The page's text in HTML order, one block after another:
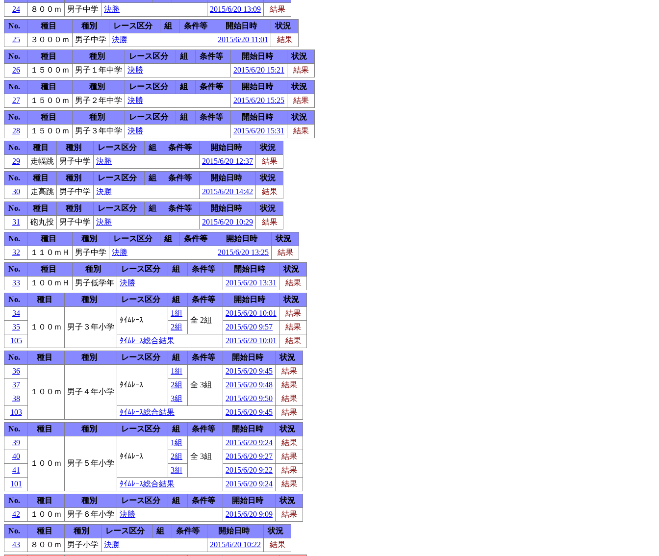
24
８００ｍ 男子中学 決勝 2015/6/20 13:09
結果
No.
種目 種別 レース区分 組 条件等 開始日時
状況
25
３０００ｍ 男子中学 決勝 2015/6/20 11:01
結果
No.
種目 種別 レース区分 組 条件等 開始日時
状況
26
１５００ｍ 男子１年中学 決勝 2015/6/20 15:21
結果
No.
種目 種別 レース区分 組 条件等 開始日時
状況
27
１５００ｍ 男子２年中学 決勝 2015/6/20 15:25
結果
No.
種目 種別 レース区分 組 条件等 開始日時
状況
28
１５００ｍ 男子３年中学 決勝 2015/6/20 15:31
結果
No.
種目 種別 レース区分 組 条件等 開始日時
状況
29
走幅跳 男子中学 決勝 2015/6/20 12:37
結果
No.
種目 種別 レース区分 組 条件等 開始日時
状況
30
走高跳 男子中学 決勝 2015/6/20 14:42
結果
No.
種目 種別 レース区分 組 条件等 開始日時
状況
31
砲丸投 男子中学 決勝 2015/6/20 10:29
結果
No.
種目 種別 レース区分 組 条件等 開始日時
状況
32
１１０ｍＨ 男子中学 決勝 2015/6/20 13:25
結果
No.
種目 種別 レース区分 組 条件等 開始日時
状況
33
１００ｍＨ 男子低学年 決勝 2015/6/20 13:31
結果
No.
種目 種別 レース区分 組 条件等 開始日時
状況
34
１００ｍ
男子３年小学
ﾀｲﾑﾚｰｽ
1組
全 2組
2015/6/20 10:01
結果
35
2組 2015/6/20 9:57
結果
105
ﾀｲﾑﾚｰｽ総合結果 2015/6/20 10:01
結果
No.
種目 種別 レース区分 組 条件等 開始日時
状況
36
１００ｍ 男子４年小学
ﾀｲﾑﾚｰｽ
1組
全 3組
2015/6/20 9:45
結果
37
2組 2015/6/20 9:48
結果
38
3組 2015/6/20 9:50
結果
103
ﾀｲﾑﾚｰｽ総合結果 2015/6/20 9:45
結果
No.
種目 種別 レース区分 組 条件等 開始日時
状況
39
１００ｍ 男子５年小学
ﾀｲﾑﾚｰｽ
1組
全 3組
2015/6/20 9:24
結果
40
2組 2015/6/20 9:27
結果
41
3組 2015/6/20 9:22
結果
101
ﾀｲﾑﾚｰｽ総合結果 2015/6/20 9:24
結果
No.
種目 種別 レース区分 組 条件等 開始日時
状況
42
１００ｍ 男子６年小学 決勝 2015/6/20 9:09
結果
No.
種目 種別 レース区分 組 条件等 開始日時
状況
43
８００ｍ 男子小学 決勝 2015/6/20 10:22
結果